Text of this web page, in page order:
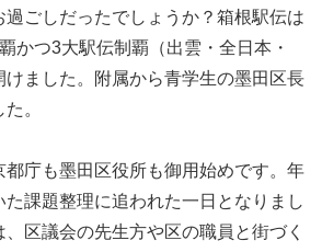
ごしだったでしょうか？箱根駅伝は
かつ3大駅伝制覇（出雲・全日本・
けました。附属から青学生の墨田区長
。
都庁も墨田区役所も御用始めです。年
課題整理に追われた一日となりまし
区議会の先生方や区の職員と街づく